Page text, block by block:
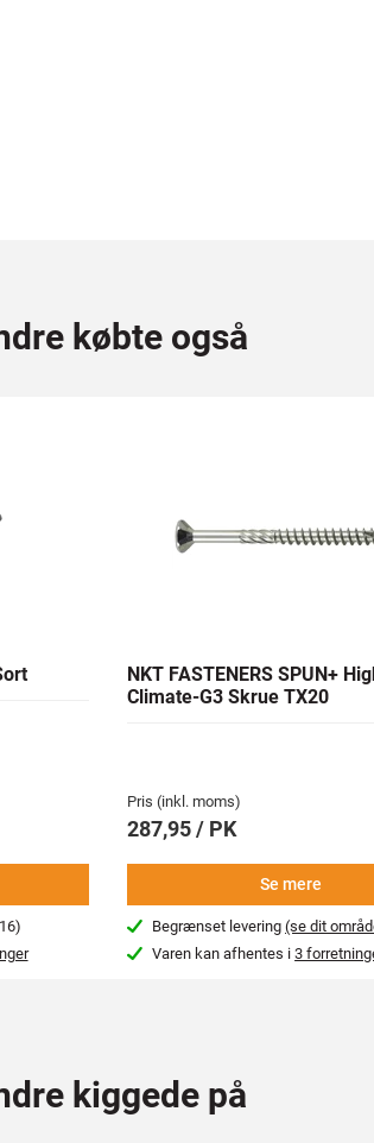
købte også
NKT FASTENERS SPUN+
Climate-G3 Skrue TX20
Pris (inkl. moms)
287,95 / PK
Se mere
Begrænset levering(se dit
Varen kan afhentes i3
kiggede på